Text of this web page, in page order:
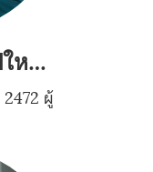
แจกของขวัญวันปีใหม่2564
2472 ผู้